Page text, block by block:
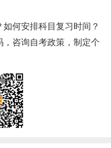
何安排科目复习时间？
咨询自考政策，制定个